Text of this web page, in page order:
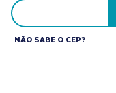
NÃO SABE O CEP?